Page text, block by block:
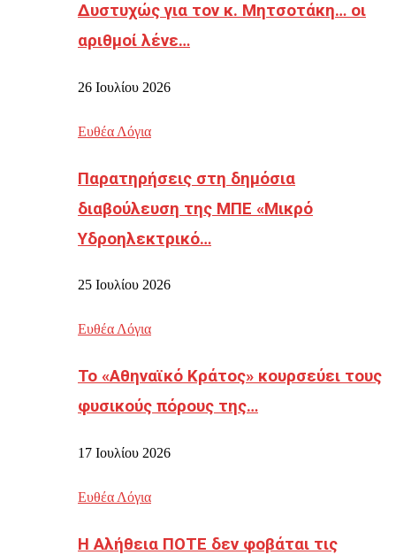
Δυστυχώς για τον κ. Μητσοτάκη… οι
αριθμοί λένε…
26 Ιουλίου 2026
Ευθέα Λόγια
Παρατηρήσεις στη δημόσια
διαβούλευση της ΜΠΕ «Μικρό
Υδροηλεκτρικό…
25 Ιουλίου 2026
Ευθέα Λόγια
Το «Αθηναϊκό Κράτος» κουρσεύει τους
φυσικούς πόρους της…
17 Ιουλίου 2026
Ευθέα Λόγια
Η Αλήθεια ΠΟΤΕ δεν φοβάται τις